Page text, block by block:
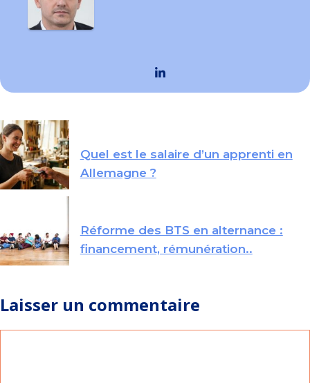
Quel est le salaire d’un apprenti en
Allemagne ?
Réforme des BTS en alternance :
financement, rémunération..
Laisser un commentaire